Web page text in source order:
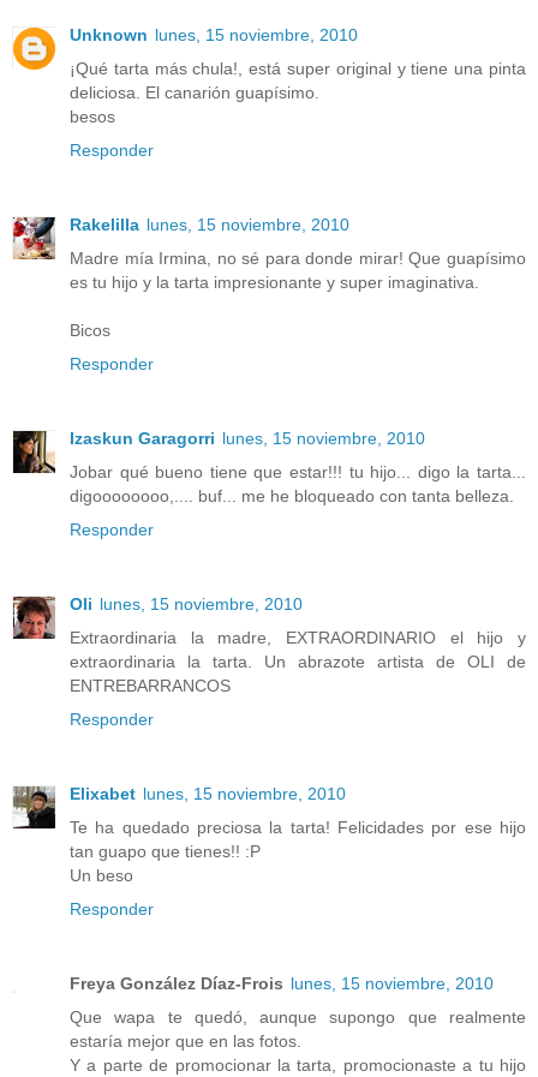
Unknown lunes, 15 noviembre, 2010
¡Qué tarta más chula!, está super original y tiene una pinta
deliciosa. El canarión guapísimo.
besos
Responder
Rakelilla lunes, 15 noviembre, 2010
Madre mía Irmina, no sé para donde mirar! Que guapísimo
es tu hijo y la tarta impresionante y super imaginativa.
Bicos
Responder
Izaskun Garagorri lunes, 15 noviembre, 2010
Jobar qué bueno tiene que estar!!! tu hijo... digo la tarta...
digoooooooo,.... buf... me he bloqueado con tanta belleza.
Responder
Oli lunes, 15 noviembre, 2010
Extraordinaria la madre, EXTRAORDINARIO el hijo y
extraordinaria la tarta. Un abrazote artista de OLI de
ENTREBARRANCOS
Responder
Elixabet lunes, 15 noviembre, 2010
Te ha quedado preciosa la tarta! Felicidades por ese hijo
tan guapo que tienes!! :P
Un beso
Responder
Freya González Díaz-Frois lunes, 15 noviembre, 2010
Que wapa te quedó, aunque supongo que realmente
estaría mejor que en las fotos.
Y a parte de promocionar la tarta, promocionaste a tu hijo